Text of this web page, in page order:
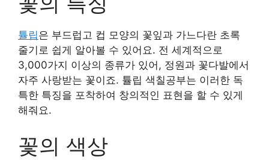
튤립은 부드럽고 컵 모양의 꽃잎과 가느다란 초록
줄기로 쉽게 알아볼 수 있어요. 전 세계적으로
3,000가지 이상의 종류가 있어, 정원과 꽃다발에서
자주 사랑받는 꽃이죠. 튤립 색칠공부는 이러한 독
특한 특징을 포착하여 창의적인 표현을 할 수 있게
해줘요.
꽃의 색상